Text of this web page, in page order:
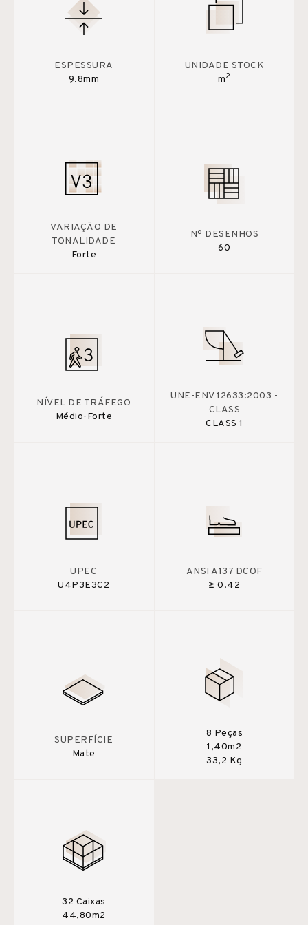
ESPESSURA
9.8mm
UNIDADE STOCK
m2
VARIAÇÃO DE
TONALIDADE
Forte
Nº DESENHOS
60
NÍVEL DE TRÁFEGO
Médio-Forte
UNE-ENV 12633:2003 -
CLASS
CLASS 1
UPEC
U4P3E3C2
ANSI A137 DCOF
≥ 0.42
SUPERFÍCIE
Mate
8 Peças
1,40m2
33,2 Kg
32 Caixas
44,80m2